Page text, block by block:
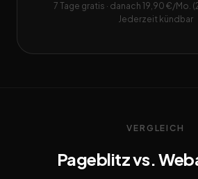
7 Tage gratis · danach 19,90 €/Mo.
Jederzeit kündbar
VERGLEICH
Pageblitz vs.